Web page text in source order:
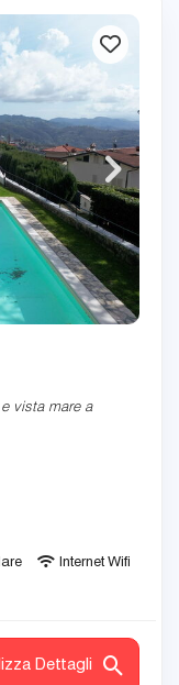
vista mare a
Internet Wifi
Dettagli